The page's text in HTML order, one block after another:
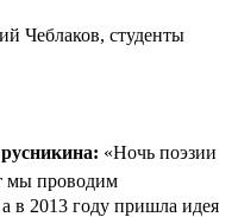
Чеблаков, студенты
«Ночь поэзии
мы проводим
а в 2013 году пришла идея